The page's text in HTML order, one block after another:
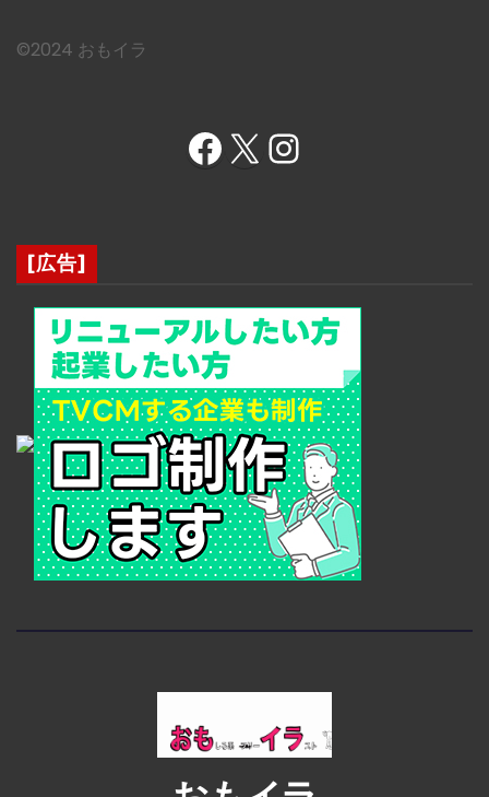
©︎2024 おもイラ
Facebook X Instagram
[広告]